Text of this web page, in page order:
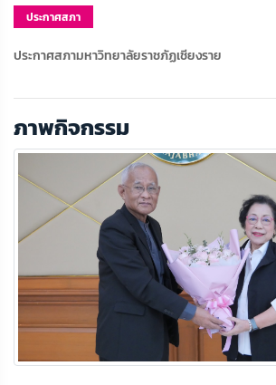
ประกาศสภา
ราชภัฏเชียงราย
ประกาศสภามหาวิทยาลัยราชภัฏเชียงราย
ภาพกิจกรรม